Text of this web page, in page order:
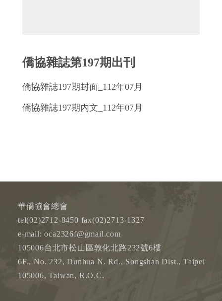
僑協雜誌第197期出刊
僑協雜誌197期封面_112年07月
僑協雜誌197期內文_112年07月
華僑協會總會
tel(02)2712-8450 fax(02)2713-1327
e-mail: oca2326f@gmail.com
105006台北市松山區敦化北路232號6樓
6F., No. 232, Dunhua N. Rd., Songshan Dist., Taipei
105006, Taiwan, R.O.C.